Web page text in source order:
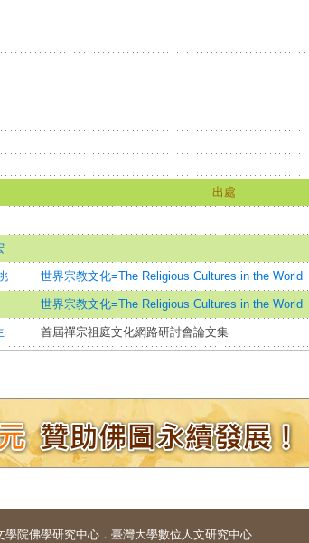
出處
世界宗教文化=The Religious Cultures in the World
世界宗教文化=The Religious Cultures in the World
首屆禪宗祖庭文化網路研討會論文集
學院佛學研究中心 ． 臺灣大學數位人文研究中心